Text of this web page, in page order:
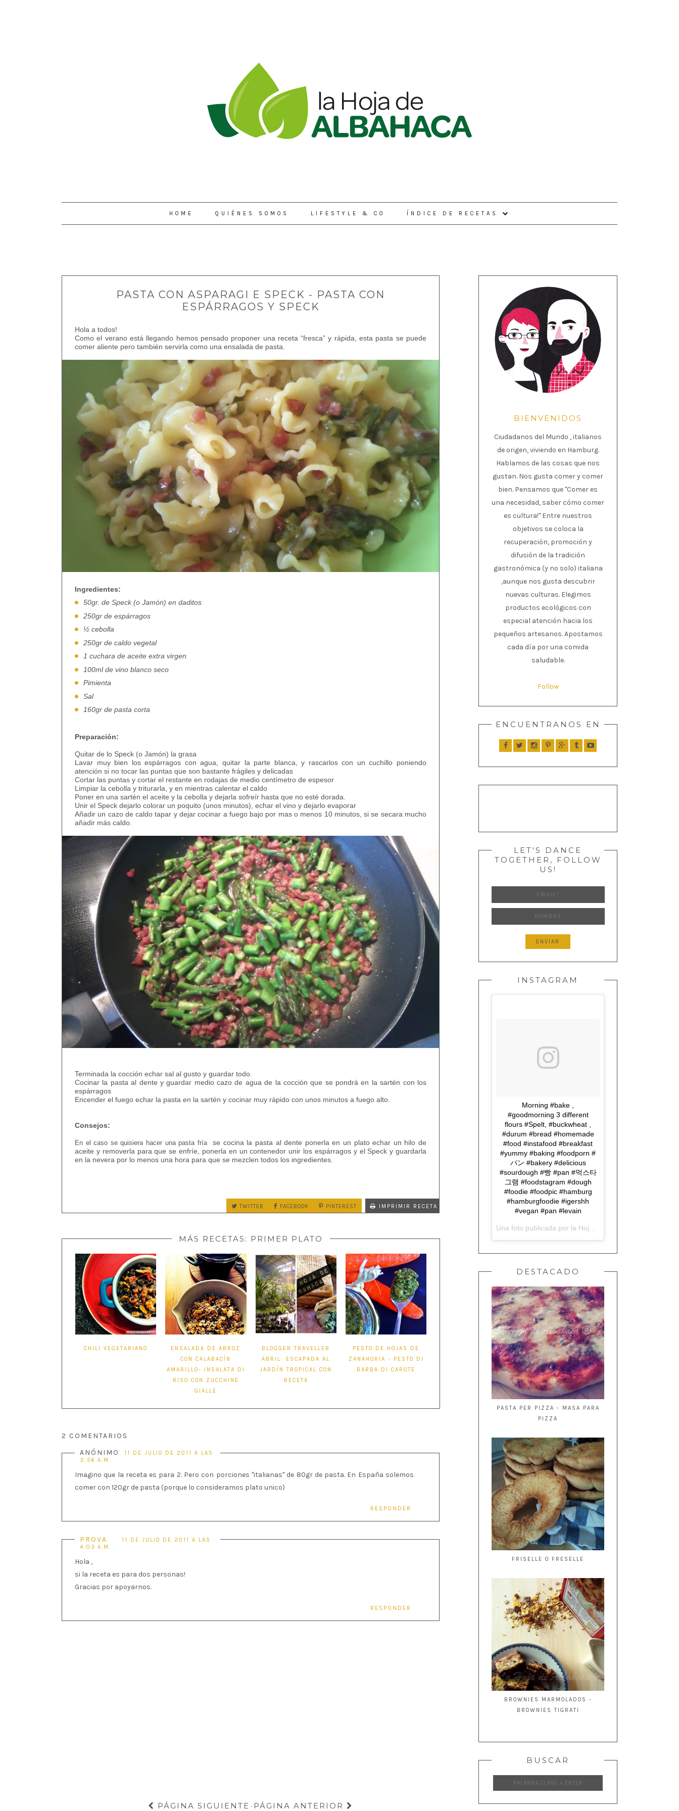
HOME QUIÉNES SOMOS LIFESTYLE & CO ÍNDICE DE RECETAS
PASTA CON ASPARAGI E SPECK - PASTA CON
ESPÁRRAGOS Y SPECK
Hola a todos!
Como el verano está llegando hemos pensado proponer una receta “fresca” y rápida, esta pasta se puede
comer aliente pero también servirla como una ensalada de pasta.
Ingredientes:
50gr. de Speck (o Jamón) en daditos
250gr de espárragos
½ cebolla
250gr de caldo vegetal
1 cuchara de aceite extra virgen
100ml de vino blanco seco
Pimienta
Sal
160gr de pasta corta
Preparación:
Quitar de lo Speck (o Jamón) la grasa
Lavar muy bien los espárragos con agua, quitar la parte blanca, y rascarlos con un cuchillo poniendo
atención si no tocar las puntas que son bastante frágiles y delicadas
Cortar las puntas y cortar el restante en rodajas de medio centímetro de espesor
Limpiar la cebolla y triturarla, y en mientras calentar el caldo
Poner en una sartén el aceite y la cebolla y dejarla sofreír hasta que no esté dorada.
Unir el Speck dejarlo colorar un poquito (unos minutos), echar el vino y dejarlo evaporar
Añadir un cazo de caldo tapar y dejar cocinar a fuego bajo por mas o menos 10 minutos, si se secara mucho
añadir más caldo.
Terminada la cocción echar sal al gusto y guardar todo.
Cocinar la pasta al dente y guardar medio cazo de agua de la cocción que se pondrá en la sartén con los
espárragos
Encender el fuego echar la pasta en la sartén y cocinar muy rápido con unos minutos a fuego alto.
Consejos:
En el caso se quisiera hacer una pasta fría
se cocina la pasta al dente ponerla en un plato echar un hilo de
aceite y removerla para que se enfríe, ponerla en un contenedor unir los espárragos y el Speck y guardarla
en la nevera por lo menos una hora para que se mezclen todos los ingredientes.
TWITTER FACEBOOK PINTEREST IMPRIMIR RECETA
MÁS RECETAS: PRIMER PLATO
CHILI VEGETARIANO
ENSALADA DE ARROZ
CON CALABACÍN
AMARILLO- INSALATA DI
RISO CON ZUCCHINE
GIALLE
BLOGGER TRAVELLER
ABRIL: ESCAPADA AL
JARDÍN TROPICAL CON
RECETA
PESTO DE HOJAS DE
ZANAHORIA - PESTO DI
BARBA DI CAROTE
2 COMENTARIOS
ANÓNIMO
11 DE JULIO DE 2011 A LAS
3:56 A.M.
Imagino que la receta es para 2. Pero con porciones "italianas" de 80gr de pasta. En España solemos
comer con 120gr de pasta (porque lo consideramos plato unico)
RESPONDER
PROVA
11 DE JULIO DE 2011 A LAS
4:03 A.M.
Hola ,
si la receta es para dos personas!
Gracias por apoyarnos.
RESPONDER
PÁGINA SIGUIENTE · PÁGINA ANTERIOR
BIENVENIDOS
Ciudadanos del Mundo , italianos
de origen, viviendo en Hamburg.
Hablamos de las cosas que nos
gustan. Nos gusta comer y comer
bien. Pensamos que "Comer es
una necesidad, saber cómo comer
es cultura!" Entre nuestros
objetivos se coloca la
recuperación, promoción y
difusión de la tradición
gastronómica (y no solo) italiana
,aunque nos gusta descubrir
nuevas culturas. Elegimos
productos ecológicos con
especial atención hacia los
pequeños artesanos. Apostamos
cada día por una comida
saludable.
Follow
ENCUENTRANOS EN
LET'S DANCE
TOGETHER, FOLLOW
US!
INSTAGRAM
Morning #bake ,
#goodmorning 3 different
flours #Spelt, #buckwheat ,
#durum #bread #homemade
#food #instafood #breakfast
#yummy #baking #foodporn #
パン #bakery #delicious
#sourdough #빵 #pan #먹스타
그램 #foodstagram #dough
#foodie #foodpic #hamburg
#hamburgfoodie #igershh
#vegan #pan #levain
Una foto publicada por la Hoja de Albahaca (@lahojadealbahaca) el
DESTACADO
PASTA PER PIZZA - MASA PARA
PIZZA
FRISELLE O FRESELLE
BROWNIES MARMOLADOS -
BROWNIES TIGRATI
BUSCAR